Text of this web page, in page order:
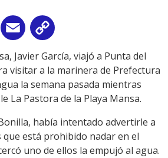
WhatsApp
Email
Link
Javier García, viajó a Punta del
visitar a la marinera de Prefectura
la semana pasada mientras
La Pastora de la Playa Mansa.
había intentado advertirle a
está prohibido nadar en el
uno de ellos la empujó al agua.